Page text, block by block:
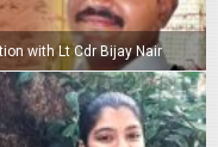
with Lt Cdr Bijay Nair